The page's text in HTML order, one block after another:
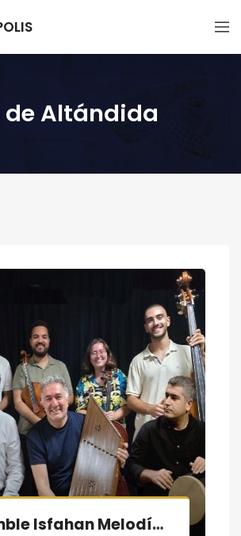
Altándida
Ensamble Isfahan Melodías del corazón; Músicos persas y españoles en concierto